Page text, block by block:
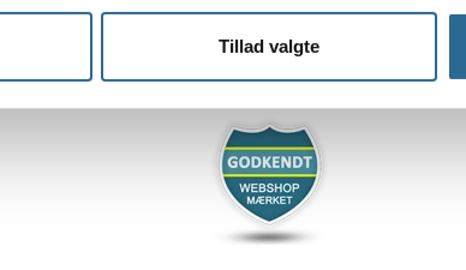
Tillad valgte